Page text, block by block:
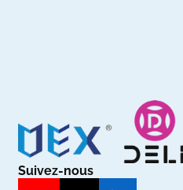
Suivez-nous